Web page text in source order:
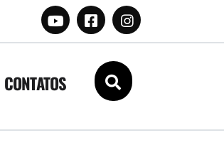
CONTATOS